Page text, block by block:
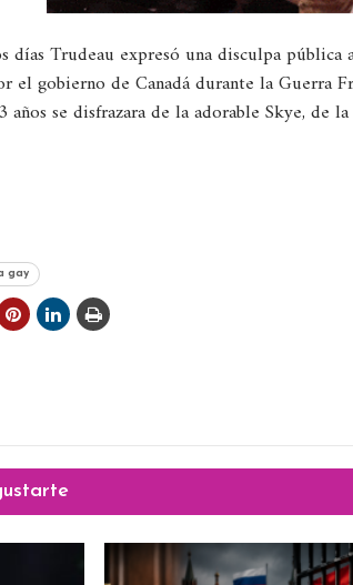
días Trudeau expresó una disculpa
el gobierno de Canadá durante la Guerra
se disfrazara de la adorable Skye, de
gay